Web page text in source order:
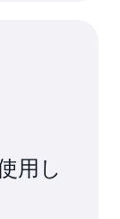
用し